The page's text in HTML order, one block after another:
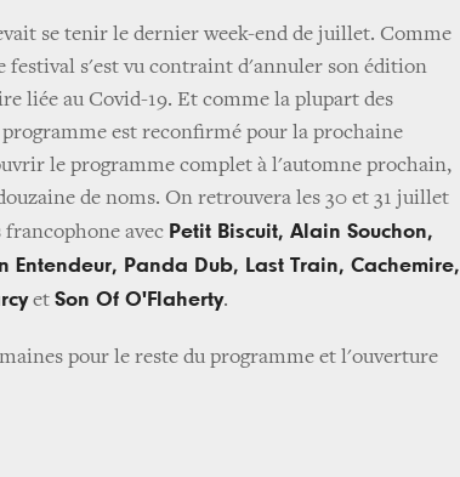
se tenir le dernier week-end de juillet. Comme
festival s'est vu contraint d'annuler son édition
liée au Covid-19. Et comme la plupart des
est reconfirmé pour la prochaine
le programme complet à l'automne prochain,
de noms. On retrouvera les 30 et 31 juillet
avec Petit Biscuit, Alain Souchon,
Entendeur, Panda Dub, Last Train, Cachemire,
et Son Of O'Flaherty.
pour le reste du programme et l'ouverture